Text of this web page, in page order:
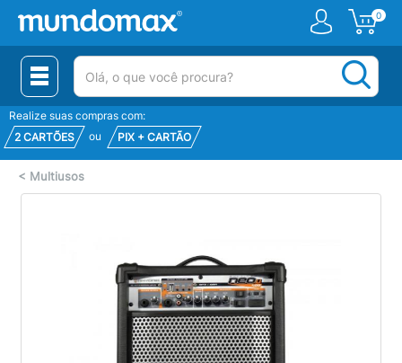
0
(pesquisar)
Realize suas compras com:
2 CARTÕES
ou PIX + CARTÃO
< Multiusos